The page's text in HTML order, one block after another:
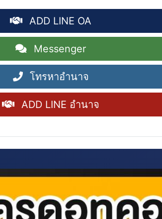
ADD LINE OA
Messenger
โทรหาอำนาจ
ADD LINE อำนาจ